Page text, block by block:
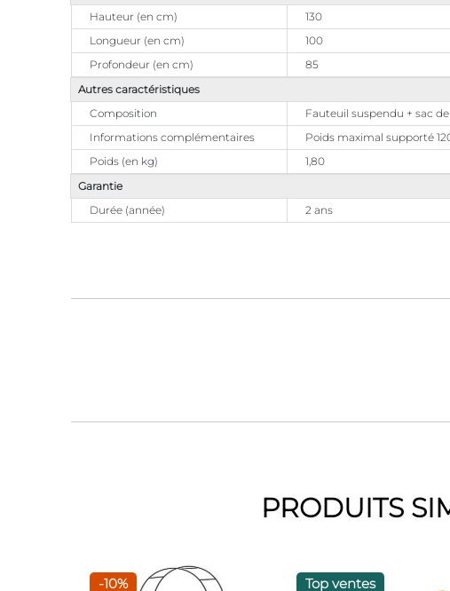
Hauteur (en cm)
130
Longueur (en cm)
100
Profondeur (en cm)
85
Autres caractéristiques
Composition
Fauteuil suspendu + sac
Informations complémentaires
Poids maximal supporté
Poids (en kg)
1,80
Garantie
Durée (année)
2 ans
PRODUITS
-10% Top ventes